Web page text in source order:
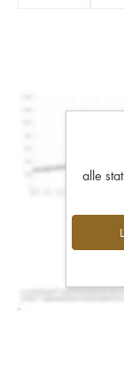
alle